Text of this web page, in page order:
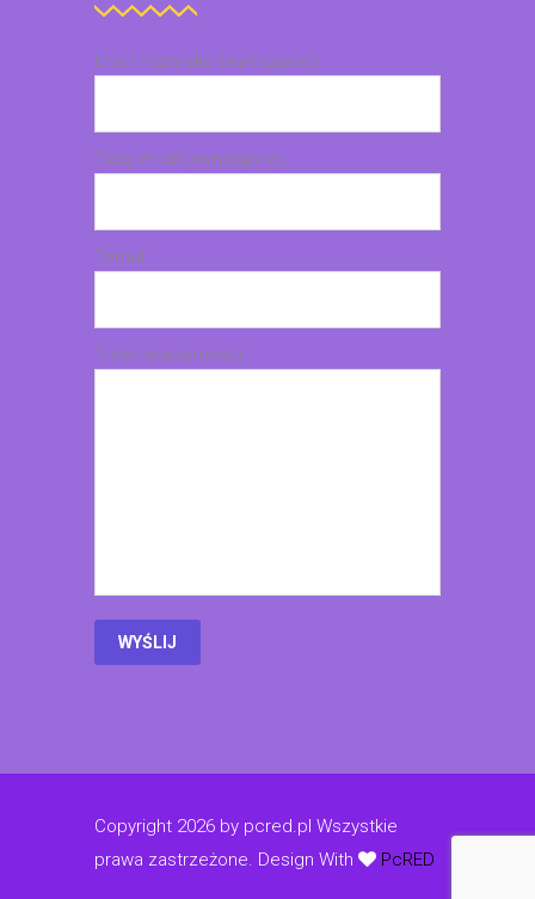
Imię i nazwisko (wymagane)
Twój email (wymagane)
Temat
Treść wiadomości
Copyright 2026 by pcred.pl Wszystkie
prawa zastrzeżone. Design With PcRED